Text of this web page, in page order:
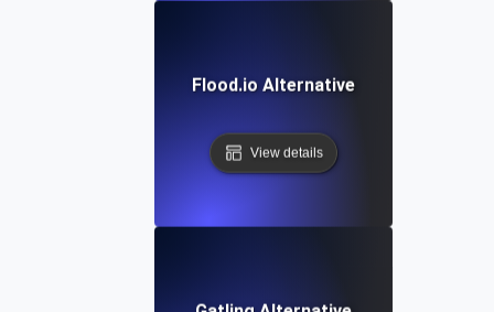
Flood.io Alternative
View details